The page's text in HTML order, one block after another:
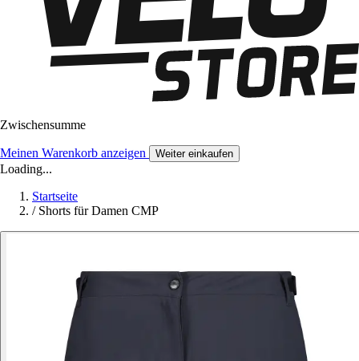
Zwischensumme
Meinen Warenkorb anzeigen Weiter einkaufen
Loading...
Startseite
/ Shorts für Damen CMP